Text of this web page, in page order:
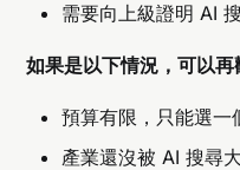
需要向上級證明 AI
如果是以下情況，可以再
預算有限，只能選一
產業還沒被 AI 搜尋